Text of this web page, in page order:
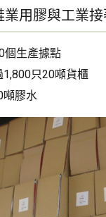
業用膠與工業
個生產據點
只20噸貨櫃
噸膠水